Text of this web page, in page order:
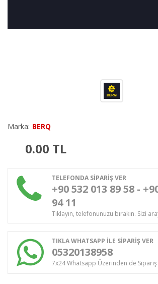
Marka: BERQ
0.00 TL
TELEFONDA SİPARİŞ VER
+90 532 013 89 58 -
94 11
Tıklayın, telefonunuzu bırakın. Sizi
TIKLA WHATSAPP İLE SİPARİŞ VER
05320138958
7x24 Whatsapp Üzerinden de